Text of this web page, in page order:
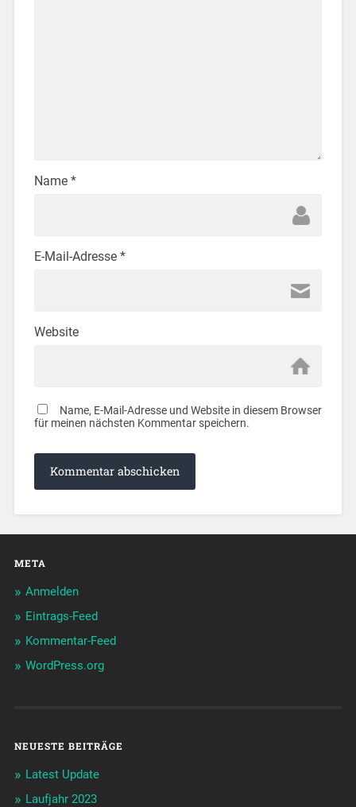
Name *
E-Mail-Adresse *
Website
Name, E-Mail-Adresse und Website in diesem Browser
für meinen nächsten Kommentar speichern.
META
Anmelden
Eintrags-Feed
Kommentar-Feed
WordPress.org
NEUESTE BEITRÄGE
Latest Update
Laufjahr 2023